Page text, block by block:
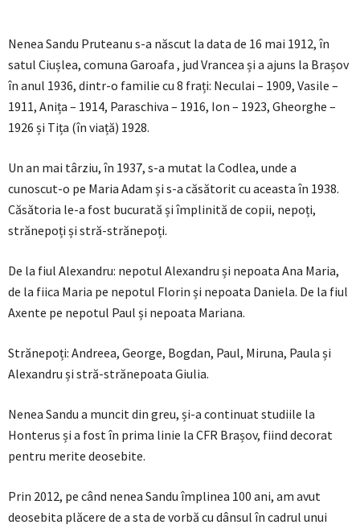
Nenea Sandu Pruteanu s-a născut la data de 16 mai 1912, în
satul Ciușlea, comuna Garoafa , jud Vrancea și a ajuns la Brașov
în anul 1936, dintr-o familie cu 8 frați: Neculai – 1909, Vasile –
1911, Anița – 1914, Paraschiva – 1916, Ion – 1923, Gheorghe –
1926 și Tița (în viață) 1928.
Un an mai târziu, în 1937, s-a mutat la Codlea, unde a
cunoscut-o pe Maria Adam și s-a căsătorit cu aceasta în 1938.
Căsătoria le-a fost bucurată și împlinită de copii, nepoți,
strănepoți și stră-strănepoți.
De la fiul Alexandru: nepotul Alexandru și nepoata Ana Maria,
de la fiica Maria pe nepotul Florin și nepoata Daniela. De la fiul
Axente pe nepotul Paul și nepoata Mariana.
Strănepoți: Andreea, George, Bogdan, Paul, Miruna, Paula și
Alexandru și stră-strănepoata Giulia.
Nenea Sandu a muncit din greu, și-a continuat studiile la
Honterus și a fost în prima linie la CFR Brașov, fiind decorat
pentru merite deosebite.
Prin 2012, pe când nenea Sandu împlinea 100 ani, am avut
deosebita plăcere de a sta de vorbă cu dânsul în cadrul unui